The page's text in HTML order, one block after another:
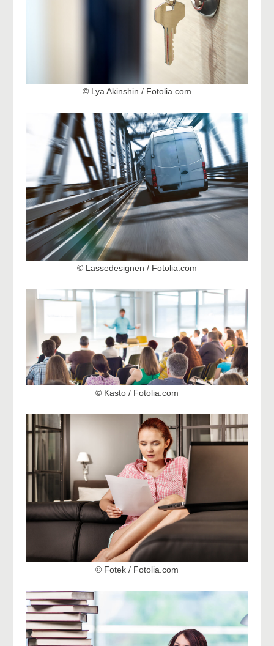
© Lya Akinshin / Fotolia.com
© Lassedesignen / Fotolia.com
© Kasto / Fotolia.com
© Fotek / Fotolia.com